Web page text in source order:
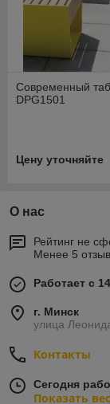
Современный
DPG1501
Цену уточняйте
О нас
Рейтинг не
Менее 5
Работает с
г. Минск
улица
Контакты
Сегодня
Показать